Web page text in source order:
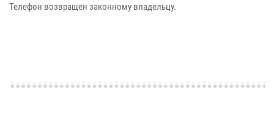
Телефон возвращен законному владельцу.